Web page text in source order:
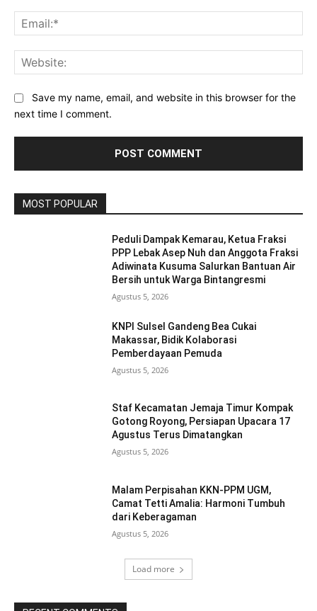
Save my name, email, and website in this browser for the
next time I comment.
MOST POPULAR
Peduli Dampak Kemarau, Ketua Fraksi
PPP Lebak Asep Nuh dan Anggota Fraksi
Adiwinata Kusuma Salurkan Bantuan Air
Bersih untuk Warga Bintangresmi
Agustus 5, 2026
KNPI Sulsel Gandeng Bea Cukai
Makassar, Bidik Kolaborasi
Pemberdayaan Pemuda
Agustus 5, 2026
Staf Kecamatan Jemaja Timur Kompak
Gotong Royong, Persiapan Upacara 17
Agustus Terus Dimatangkan ‎
Agustus 5, 2026
Malam Perpisahan KKN-PPM UGM,
Camat Tetti Amalia: Harmoni Tumbuh
dari Keberagaman
Agustus 5, 2026
Load more